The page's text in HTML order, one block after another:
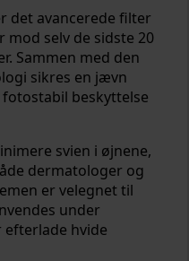
det avancerede filter
mod selv de sidste 20
Sammen med den
sikres en jævn
beskyttelse
svien i øjnene,
dermatologer og
er velegnet til
under
efterlade hvide